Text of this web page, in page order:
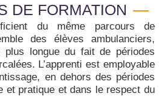
DE FORMATION
du même parcours de
des élèves ambulanciers,
plus longue du fait de périodes
L’apprenti est employable
en dehors des périodes
et pratique et dans le respect du